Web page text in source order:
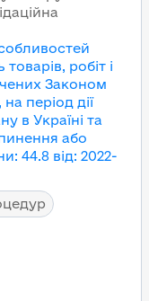
робіт і
Законом
період дії
в Україні та
або
: 44.8 від: 2022-